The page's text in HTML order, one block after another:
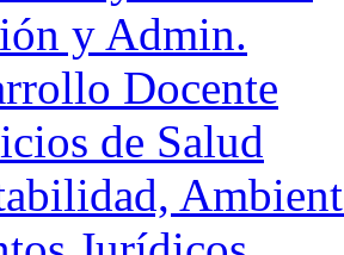
y Admin.
Docente
de Salud